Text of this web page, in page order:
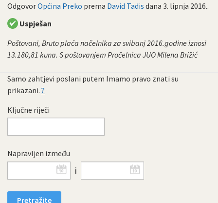
OdgovorOpćina Preko prema David Tadis dana 3. lipnja 2016..
Uspješan
Poštovani, Bruto plaća načelnika za svibanj 2016.godine iznosi
13.180,81 kuna. S poštovanjem Pročelnica JUO Milena Brižić
Samo zahtjevi poslani putem Imamo pravo znati su
prikazani. ?
Ključne riječi
Napravljen između
i